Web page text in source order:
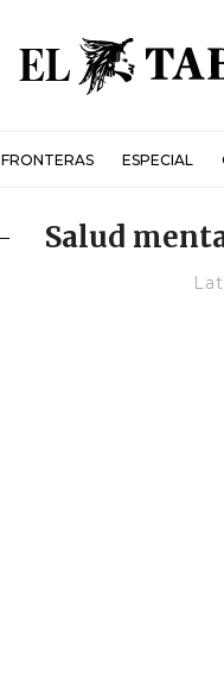
FRONTERAS ESPECIAL
Salud